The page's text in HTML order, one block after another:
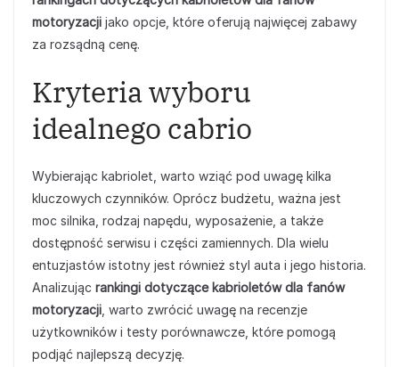
motoryzacji jako opcje, które oferują najwięcej zabawy
za rozsądną cenę.
Kryteria wyboru
idealnego cabrio
Wybierając kabriolet, warto wziąć pod uwagę kilka
kluczowych czynników. Oprócz budżetu, ważna jest
moc silnika, rodzaj napędu, wyposażenie, a także
dostępność serwisu i części zamiennych. Dla wielu
entuzjastów istotny jest również styl auta i jego historia.
Analizując rankingi dotyczące kabrioletów dla fanów
motoryzacji , warto zwrócić uwagę na recenzje
użytkowników i testy porównawcze, które pomogą
podjąć najlepszą decyzję.